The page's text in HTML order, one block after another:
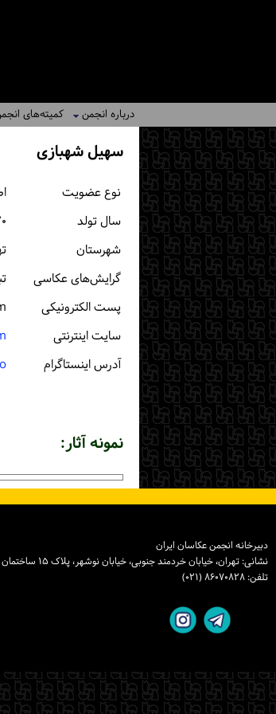
درباره انجمن کمیته‌های
سهیل شهبازی
نوع عضویت
سال تولد
شهرستان
گرایش‌های عکاسی
پست الكترونیكی
سایت اینترنتی
آدرس اینستاگرام
نمونه آثار:
دبیرخانه انجمن عکاسان ایران
نشانی: تهران، خیابان خردمند جنوبی، خیابان نوشهر، پلاک ۱۵ ساختمان شماره ۲ خانه هنرمندان ایران، واحد ۸
تلفن: ۸۶۰۷۰۸۲۸ (۰۲۱)